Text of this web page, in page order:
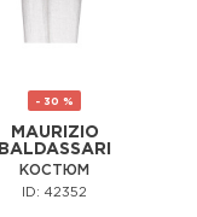
- 30 %
MAURIZIO
BALDASSARI
КОСТЮМ
ID: 42352